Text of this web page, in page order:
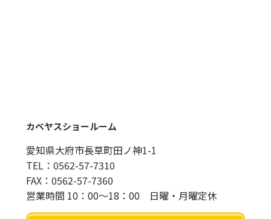
カベヤスショールーム
愛知県大府市長草町田ノ神1-1
TEL：0562-57-7310
FAX：0562-57-7360
営業時間 10：00～18：00 日曜・月曜定休